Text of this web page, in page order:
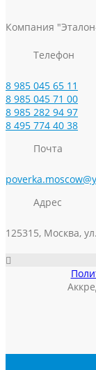
Компания
Телефон
8 985 045 65 11
8 985 045 71 00
8 985 282 94 97
8 495 774 40 38
Почта
Адрес
125315, Москва,